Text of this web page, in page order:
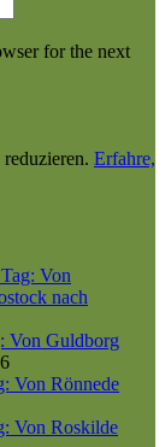
for the next
Erfahre,
Von
nach
Von Guldborg
Von Rönnede
Von Roskilde